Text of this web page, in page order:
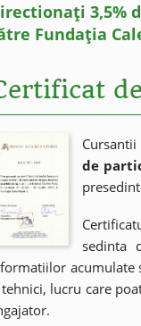
3,5%
Fundația
de
sedinta
acumulate
lucru care